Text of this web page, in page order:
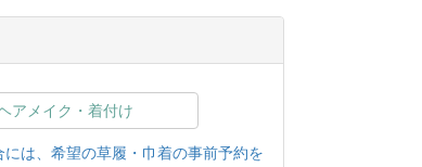
アメイク・着付け
は、希望の草履・巾着の事前予約を